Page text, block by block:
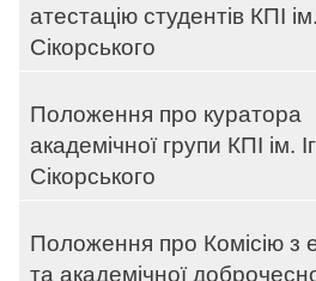
атестацію студентів КПІ
Сікорського
Положення про куратора
академічної групи КПІ ім.
Сікорського
Положення про Комісію з
та академічної